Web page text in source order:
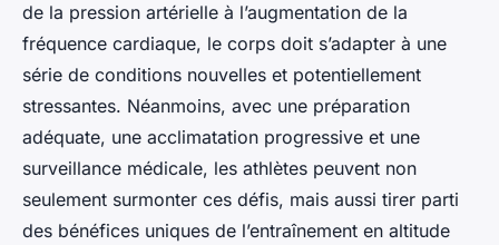
de la pression artérielle à l’augmentation de la
fréquence cardiaque, le corps doit s’adapter à une
série de conditions nouvelles et potentiellement
stressantes. Néanmoins, avec une préparation
adéquate, une acclimatation progressive et une
surveillance médicale, les athlètes peuvent non
seulement surmonter ces défis, mais aussi tirer parti
des bénéfices uniques de l’entraînement en altitude